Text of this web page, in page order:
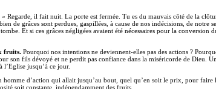
« Regarde, il fait nuit. La porte est fermée. Tu es du mauvais côté de la
de grâces sont perdues, gaspillées, à cause de nos indécisions, de
Et si ces grâces négligées avaient été nécessaires pour la
fruits. Pourquoi nos intentions ne deviennent-elles pas des actions ?
son fils dévoyé et ne perdit pas confiance dans la miséricorde de Dieu.
jusqu’à ce jour.
homme d’action qui allait jusqu’au bout, quel qu’en soit le prix, pour
soit constante, indépendamment des fruits.